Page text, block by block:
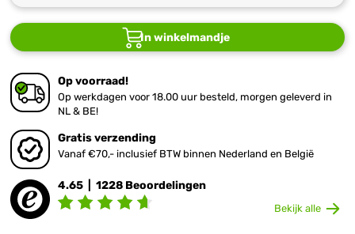
In winkelmandje
Op voorraad!
Op werkdagen voor 18.00 uur besteld, morgen geleverd in
NL & BE!
Gratis verzending
Vanaf €70,- inclusief BTW binnen Nederland en België
4.65 | 1228 Beoordelingen
Bekijk alle